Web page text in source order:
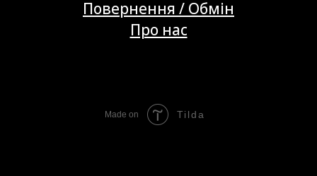
Повернення / Обмін
Про нас
Made on Tilda